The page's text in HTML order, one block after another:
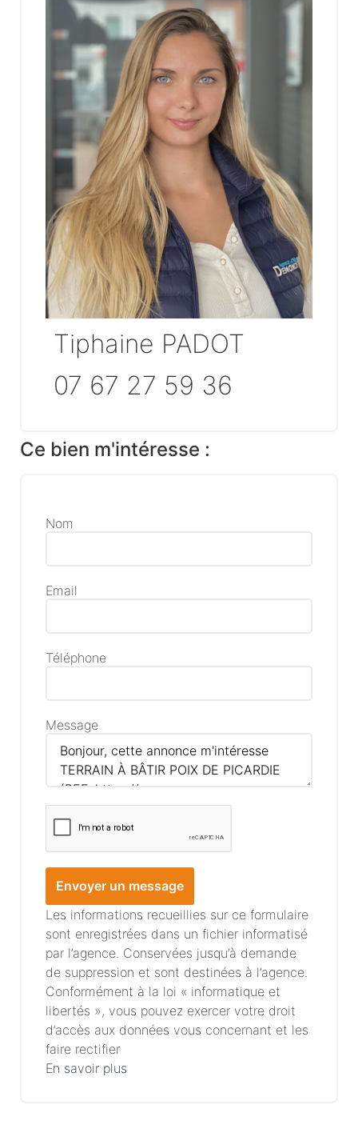
Tiphaine PADOT
07 67 27 59 36
Ce bien m'intéresse :
Nom
Email
Téléphone
Message
Envoyer un message
Les informations recueillies sur ce formulaire
sont enregistrées dans un fichier informatisé
par l’agence. Conservées jusqu’à demande
de suppression et sont destinées à l’agence.
Conformément à la loi « informatique et
libertés », vous pouvez exercer votre droit
d’accès aux données vous concernant et les
faire rectifier
En savoir plus